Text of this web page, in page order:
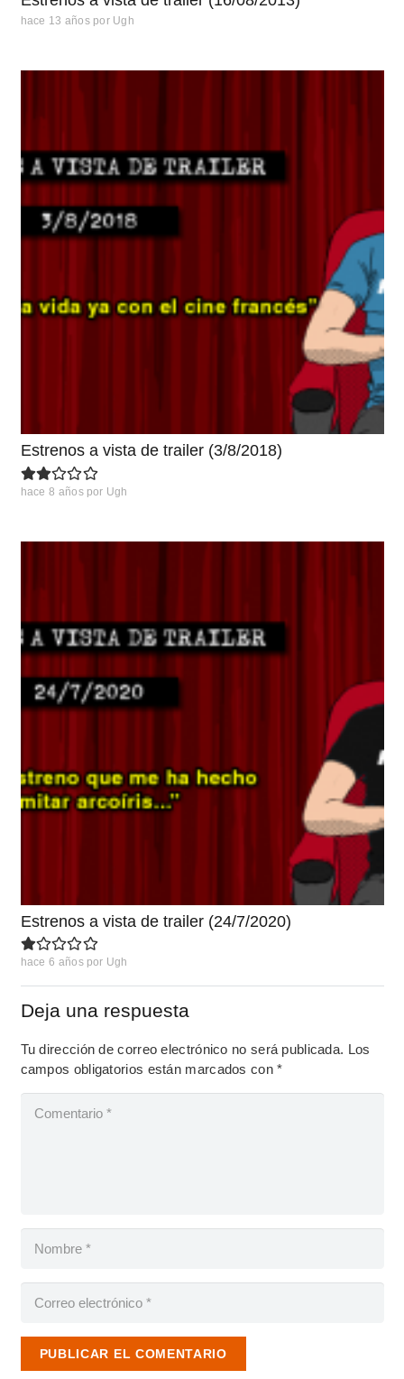
hace 13 años por Ugh
Estrenos a vista de trailer (3/8/2018)
hace 8 años por Ugh
Estrenos a vista de trailer (24/7/2020)
hace 6 años por Ugh
Deja una respuesta
Tu dirección de correo electrónico no será publicada. Los
campos obligatorios están marcados con*
PUBLICAR EL COMENTARIO